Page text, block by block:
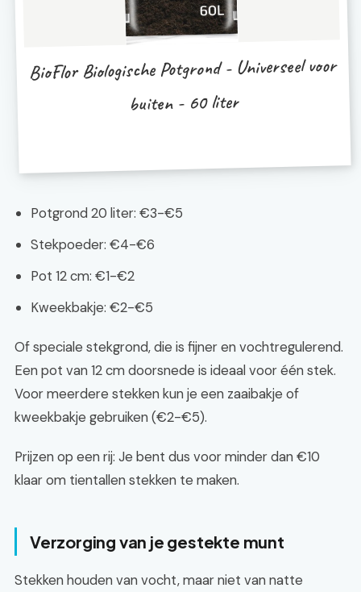
BioFlor Biologische Potgrond - Universeel voor
buiten - 60 liter
Potgrond 20 liter: €3-€5
Stekpoeder: €4-€6
Pot 12 cm: €1-€2
Kweekbakje: €2-€5
Of speciale stekgrond, die is fijner en vochtregulerend.
Een pot van 12 cm doorsnede is ideaal voor één stek.
Voor meerdere stekken kun je een zaaibakje of
kweekbakje gebruiken (€2-€5).
Prijzen op een rij: Je bent dus voor minder dan €10
klaar om tientallen stekken te maken.
Verzorging van je gestekte munt
Stekken houden van vocht, maar niet van natte